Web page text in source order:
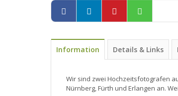
Information Details & Links
Wir sind zwei Hochzeitsfotografen
Nürnberg, Fürth und Erlangen an.